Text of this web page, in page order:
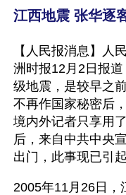
江西地震 张华逐
【人民报消息】人
洲时报12月2日报
级地震，是较早之
不再作国家秘密后
境内外记者只享用
后，来自中共中央
出门，此事现已引
2005年11月26日，